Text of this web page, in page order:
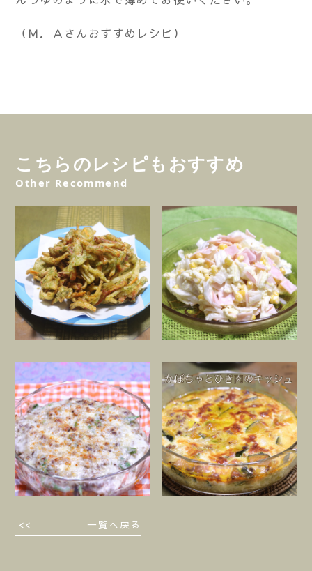
（Ｍ．Ａさんおすすめレシピ）
こちらのレシピもおすすめ
Other Recommend
一覧へ戻る